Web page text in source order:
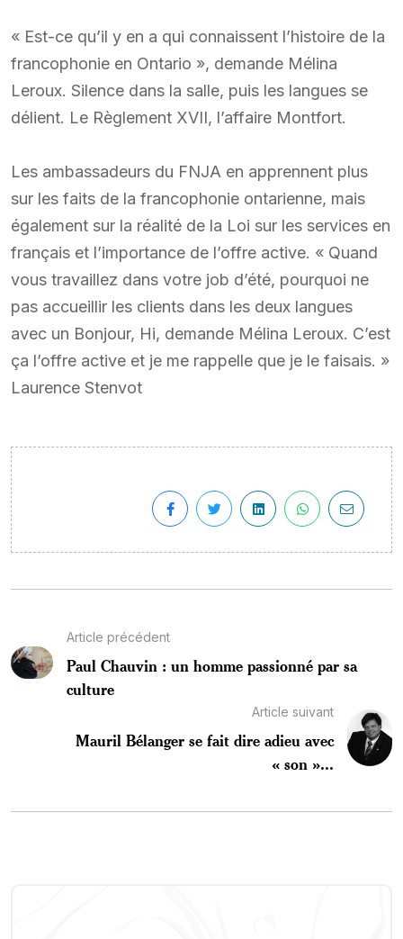
« Est-ce qu’il y en a qui connaissent l’histoire de la
francophonie en Ontario », demande Mélina
Leroux. Silence dans la salle, puis les langues se
délient. Le Règlement XVII, l’affaire Montfort.
Les ambassadeurs du FNJA en apprennent plus
sur les faits de la francophonie ontarienne, mais
également sur la réalité de la Loi sur les services en
français et l’importance de l’offre active. « Quand
vous travaillez dans votre job d’été, pourquoi ne
pas accueillir les clients dans les deux langues
avec un Bonjour, Hi, demande Mélina Leroux. C’est
ça l’offre active et je me rappelle que je le faisais. »
Laurence Stenvot
Article précédent
Paul Chauvin : un homme passionné par sa
culture
Article suivant
Mauril Bélanger se fait dire adieu avec
« son »...